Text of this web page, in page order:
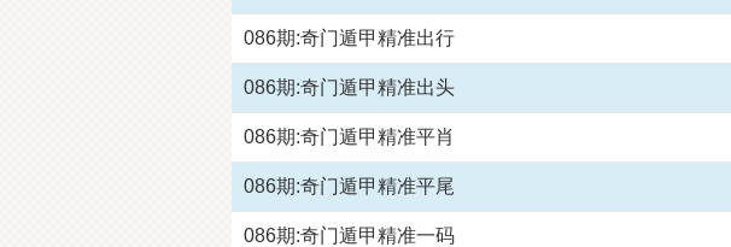
086期:奇门遁甲精准出行
086期:奇门遁甲精准出头
086期:奇门遁甲精准平肖
086期:奇门遁甲精准平尾
086期:奇门遁甲精准一码